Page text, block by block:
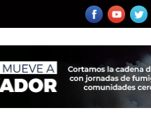
del Pacífico registra 92